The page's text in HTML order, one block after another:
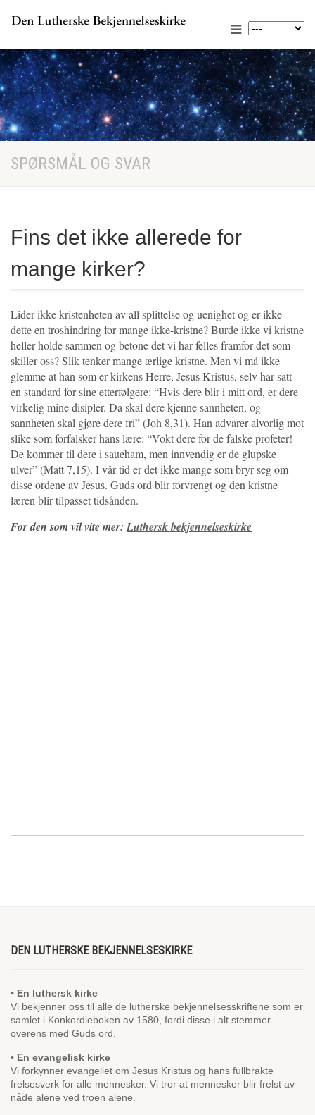
SPØRSMÅL OG SVAR
Fins det ikke allerede for
mange kirker?
Lider ikke kristenheten av all splittelse og uenighet og er ikke
dette en troshindring for mange ikke-kristne? Burde ikke vi kristne
heller holde sammen og betone det vi har felles framfor det som
skiller oss? Slik tenker mange ærlige kristne. Men vi må ikke
glemme at han som er kirkens Herre, Jesus Kristus, selv har satt
en standard for sine etterfølgere: “Hvis dere blir i mitt ord, er dere
virkelig mine disipler. Da skal dere kjenne sannheten, og
sannheten skal gjøre dere fri” (Joh 8,31). Han advarer alvorlig mot
slike som forfalsker hans lære: “Vokt dere for de falske profeter!
De kommer til dere i saueham, men innvendig er de glupske
ulver” (Matt 7,15). I vår tid er det ikke mange som bryr seg om
disse ordene av Jesus. Guds ord blir forvrengt og den kristne
læren blir tilpasset tidsånden.
For den som vil vite mer:Luthersk bekjennelseskirke
DEN LUTHERSKE BEKJENNELSESKIRKE
• En luthersk kirke
Vi bekjenner oss til alle de lutherske bekjennelsesskriftene som er
samlet i Konkordieboken av 1580, fordi disse i alt stemmer
overens med Guds ord.
• En evangelisk kirke
Vi forkynner evangeliet om Jesus Kristus og hans fullbrakte
frelsesverk for alle mennesker. Vi tror at mennesker blir frelst av
nåde alene ved troen alene.